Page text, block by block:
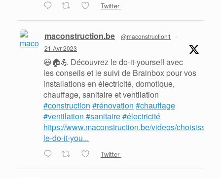
Twitter
maconstruction.be @maconstruction1
·
21 Avr 2023
😃🏠💪 Découvrez le do-it-yourself avec
les conseils et le suivi de Brainbox pour vos
installations en électricité, domotique,
chauffage, sanitaire et ventilation
#construction #rénovation #chauffage
#ventilation #sanitaire#électricité
https://www.maconstruction.be/videos/choisissez-
le-do-it-you...
Twitter